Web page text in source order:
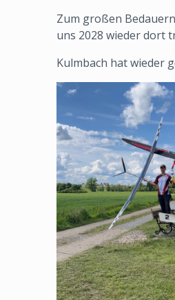
Zum großen
uns 2028 wieder dort
Kulmbach hat wieder